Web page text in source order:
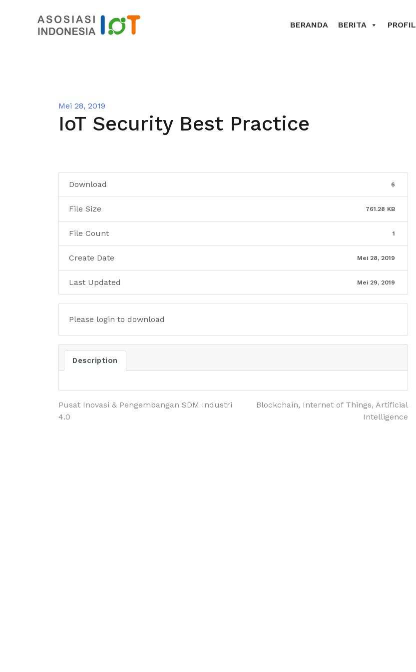
BERANDA BERITA PROFIL
Mei 28, 2019
IoT Security Best Practice
Download 6
File Size 761.28 KB
File Count 1
Create Date Mei 28, 2019
Last Updated Mei 29, 2019
Please login to download
Description
Pusat Inovasi & Pengembangan SDM Industri
4.0
Blockchain, Internet of Things, Artificial
Intelligence